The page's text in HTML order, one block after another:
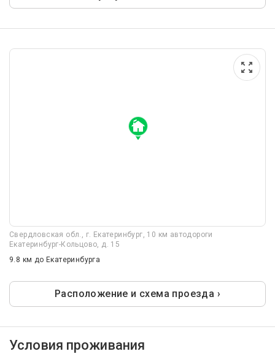
Свердловская обл., г. Екатеринбург, 10 км автодороги
Екатеринбург-Кольцово, д. 15
9.8 км до Екатеринбурга
Расположение и схема проезда ›
Условия проживания